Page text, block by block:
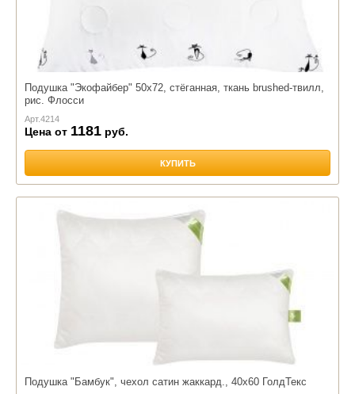
Подушка "Экофайбер" 50х72, стёганная, ткань brushed-твилл,
рис. Флосси
Арт.4214
Цена от 1181 руб.
КУПИТЬ
Подушка "Бамбук", чехол сатин жаккард., 40х60 ГолдТекс